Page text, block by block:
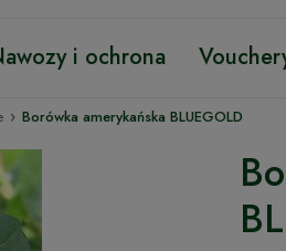
i ochrona
› Borówka amerykańska BLUEGOLD